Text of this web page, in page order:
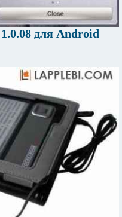
для Android